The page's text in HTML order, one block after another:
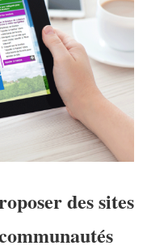
des sites